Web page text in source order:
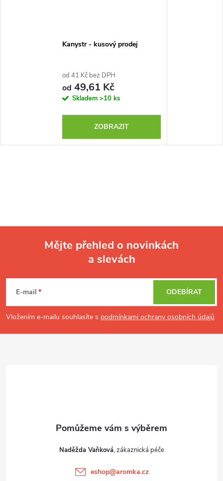
Kanystr - kusový prodej
od 41 Kč bez DPH
od 49,61 Kč
Skladem >10 ks
ZOBRAZIT
í
Mějte přehled o novinkách
a slevách
E-mail
Vložením e-mailu souhlasíte s podmínkami ochrany osobních údajů
ODEBÍRAT
Naděžda Vaňková
eshop@aromka.cz